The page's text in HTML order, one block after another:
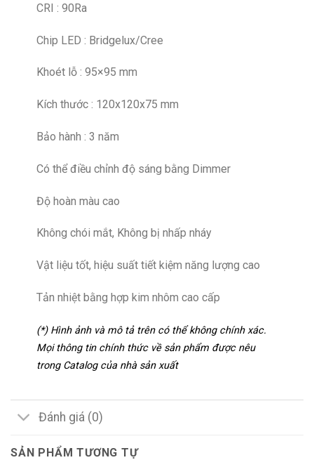
CRI : 90Ra
Chip LED : Bridgelux/Cree
Khoét lỗ : 95×95 mm
Kích thước : 120x120x75 mm
Bảo hành : 3 năm
Có thể điều chỉnh độ sáng bằng Dimmer
Độ hoàn màu cao
Không chói mắt, Không bị nhấp nháy
Vật liệu tốt, hiệu suất tiết kiệm năng lượng cao
Tản nhiệt bằng hợp kim nhôm cao cấp
(*) Hình ảnh và mô tả trên có thể không chính xác.
Mọi thông tin chính thức về sản phẩm được nêu
trong Catalog của nhà sản xuất
Đánh giá (0)
SẢN PHẨM TƯƠNG TỰ